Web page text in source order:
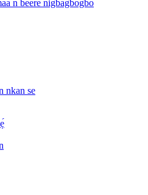
n beere nigbagbogbo
nkan se